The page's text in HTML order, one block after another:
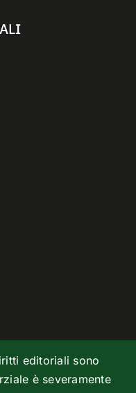
editoriali sono
è severamente